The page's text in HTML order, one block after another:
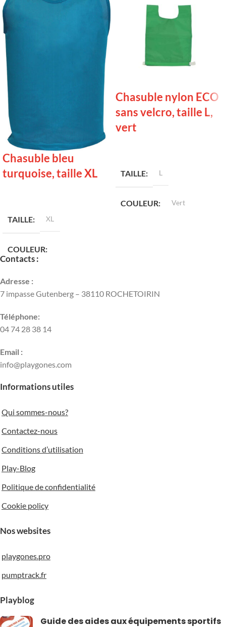
Chasuble bleu
turquoise, taille XL
TAILLE
XL
COULEUR
Chasuble nylon ECO
sans velcro, taille L,
vert
TAILLE
L
COULEUR Vert
Contacts :
Adresse :
7 impasse Gutenberg – 38110 ROCHETOIRIN
Téléphone:
04 74 28 38 14
Email :
info@playgones.com
Informations utiles
Qui sommes-nous?
Contactez-nous
Conditions d’utilisation
Play-Blog
Politique de confidentialité
Cookie policy
Nos websites
playgones.pro
pumptrack.fr
Playblog
Guide des aides aux équipements sportifs